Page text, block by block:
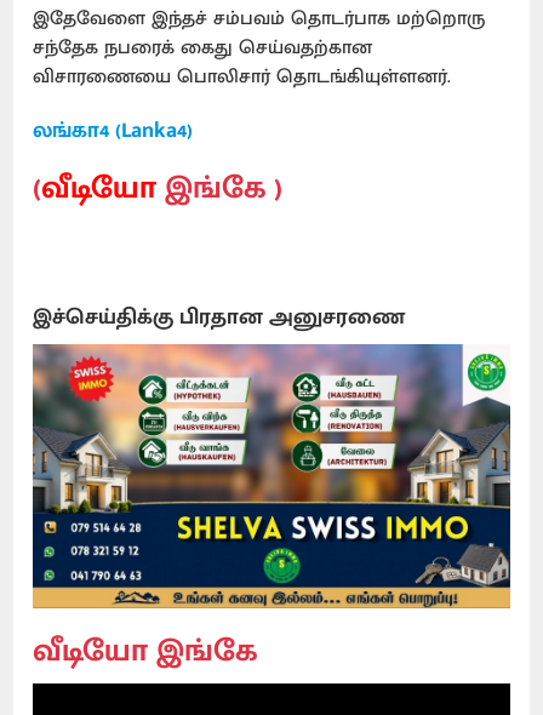
இதேவேளை இந்தச் சம்பவம் தொடர்பாக மற்றொரு
சந்தேக நபரைக் கைது செய்வதற்கான
விசாரணையை பொலிசார் தொடங்கியுள்ளனர்.
லங்கா4 (Lanka4)
(வீடியோஇங்கே )
இச்செய்திக்கு பிரதான அனுசரணை
வீடியோ இங்கே